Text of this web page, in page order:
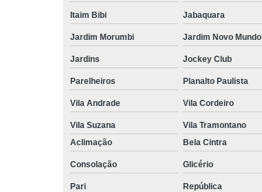
Itaim Bibi Jabaquara
Jardim Morumbi Jardim Novo Mundo
Jardins Jockey Club
Parelheiros Planalto Paulista
Vila Andrade Vila Cordeiro
Vila Suzana Vila Tramontano
Aclimação
Bela Cintra
Consolação Glicério
Pari República